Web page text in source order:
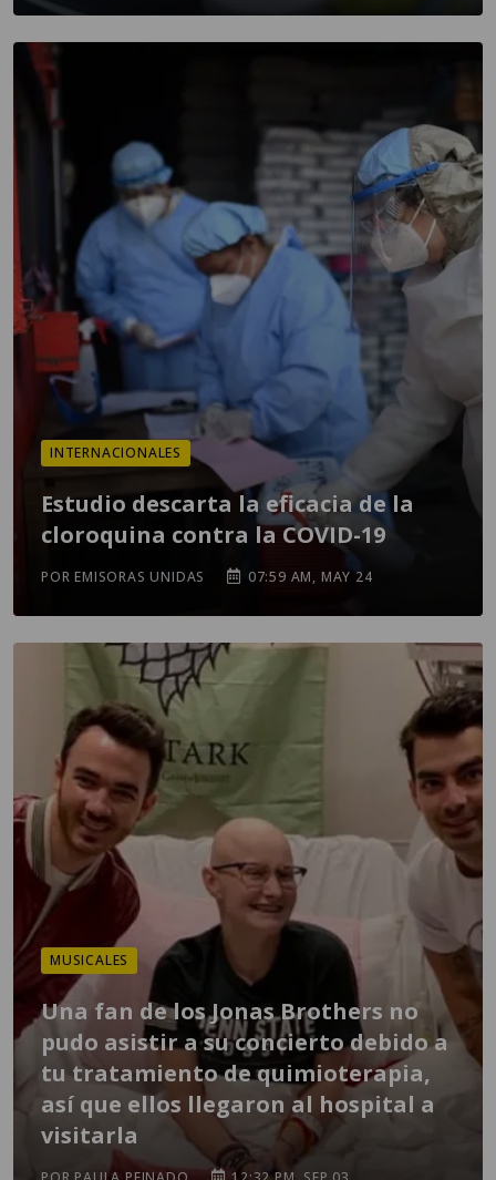
INTERNACIONALES
Estudio descarta la eficacia de la
cloroquina contra la COVID-19
POR EMISORAS UNIDAS 07:59 AM, MAY 24
MUSICALES
Una fan de los Jonas Brothers no
pudo asistir a su concierto debido a
tu tratamiento de quimioterapia,
así que ellos llegaron al hospital a
visitarla